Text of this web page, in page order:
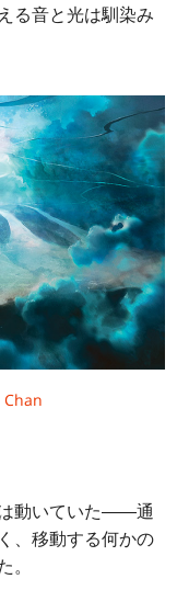
る音と光は馴染み
Chan
動いていた――通
、移動する何かの